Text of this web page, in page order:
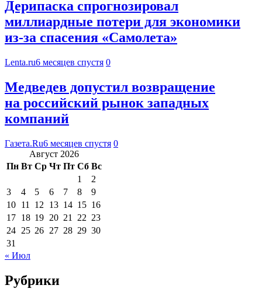
Дерипаска спрогнозировал
миллиардные потери для экономики
из-за спасения «Самолета»
Lenta.ru6 месяцев спустя 0
Медведев допустил возвращение
на российский рынок западных
компаний
Газета.Ru6 месяцев спустя 0
Август 2026
Пн Вт Ср Чт Пт Сб Вс
1
2
3
4 5 6 7 8
9
10 11 12 13 14 15 16
17 18 19 20 21 22 23
24 25 26 27 28 29 30
31
« Июл
Рубрики